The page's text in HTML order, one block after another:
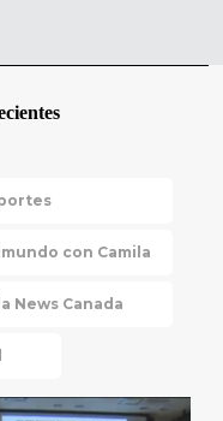
con Camila
News Canada